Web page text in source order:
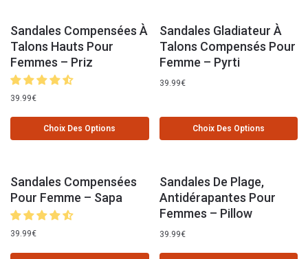
Sandales Compensées À
Talons Hauts Pour
Femmes – Priz
39.99€
Choix Des Options
Sandales Gladiateur À
Talons Compensés Pour
Femme – Pyrti
39.99€
Choix Des Options
Sandales Compensées
Pour Femme – Sapa
39.99€
Sandales De Plage,
Antidérapantes Pour
Femmes – Pillow
39.99€